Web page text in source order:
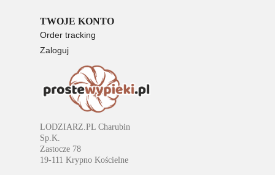
TWOJE KONTO
Order tracking
Zaloguj
Rejestracja
LODZIARZ.PL Charubin
Sp.K.
Zastocze 78
19-111 Krypno Kościelne